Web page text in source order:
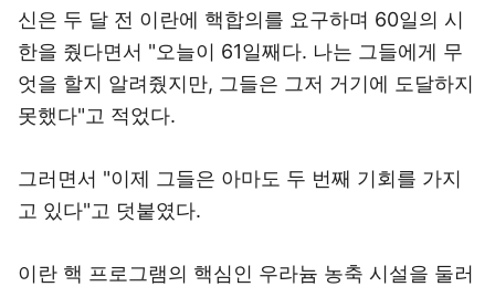
신은 두 달 전 이란에 핵합의를 요구하며 60일의 시
한을 줬다면서 "오늘이 61일째다. 나는 그들에게 무
엇을 할지 알려줬지만, 그들은 그저 거기에 도달하지
못했다"고 적었다.
그러면서 "이제 그들은 아마도 두 번째 기회를 가지
고 있다"고 덧붙였다.
이란 핵 프로그램의 핵심인 우라늄 농축 시설을 둘러